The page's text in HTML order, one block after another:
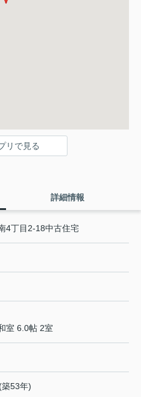
リで見る
詳細情報
4丁目2-18中古住宅
室 6.0帖 2室
53年)